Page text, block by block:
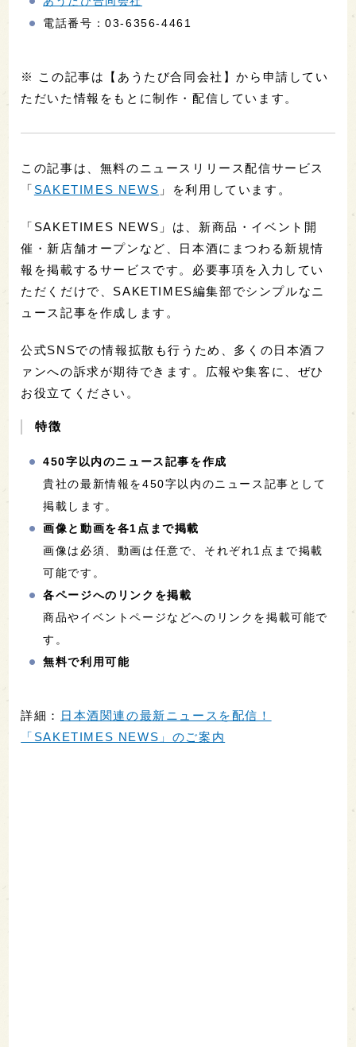
電話番号：03-6356-4461
※ この記事は【あうたび合同会社】から申請してい
ただいた情報をもとに制作・配信しています。
この記事は、無料のニュースリリース配信サービス
「 SAKETIMES NEWS 」を利用しています。
「SAKETIMES NEWS」は、新商品・イベント開
催・新店舗オープンなど、日本酒にまつわる新規情
報を掲載するサービスです。必要事項を入力してい
ただくだけで、SAKETIMES編集部でシンプルなニ
ュース記事を作成します。
公式SNSでの情報拡散も行うため、多くの日本酒フ
ァンへの訴求が期待できます。広報や集客に、ぜひ
お役立てください。
特徴
450字以内のニュース記事を作成
貴社の最新情報を450字以内のニュース記事として
掲載します。
画像と動画を各1点まで掲載
画像は必須、動画は任意で、それぞれ1点まで掲載
可能です。
各ページへのリンクを掲載
商品やイベントページなどへのリンクを掲載可能で
す。
無料で利用可能
詳細：
日本酒関連の最新ニュースを配信！
「SAKETIMES NEWS」のご案内